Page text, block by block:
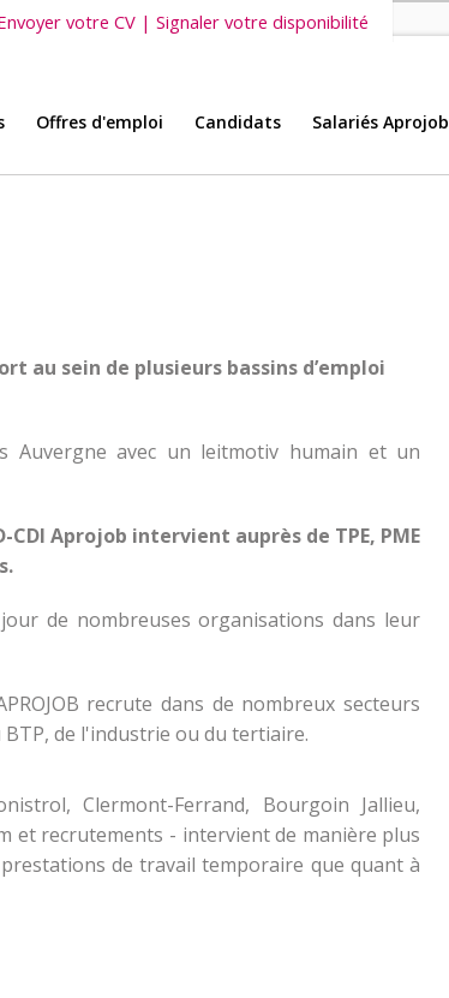
votre CV | Signaler votre disponibilité
Offres d'emploi Candidats Salariés Aprojob
au sein de plusieurs bassins d’emploi
Auvergne avec un leitmotiv humain et un
CDI Aprojob intervient auprès de TPE, PME
de nombreuses organisations dans leur
recrute dans de nombreux secteurs
de l'industrie ou du tertiaire.
Clermont-Ferrand, Bourgoin Jallieu,
et recrutements - intervient de manière plus
de travail temporaire que quant à